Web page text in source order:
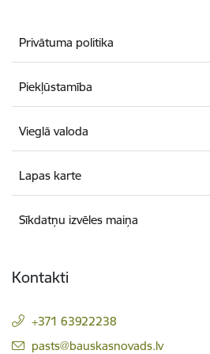
Privātuma politika
Piekļūstamība
Vieglā valoda
Lapas karte
Sīkdatņu izvēles maiņa
Kontakti
+371 63922238
E-pasts:
pasts@bauskasnovads.lv